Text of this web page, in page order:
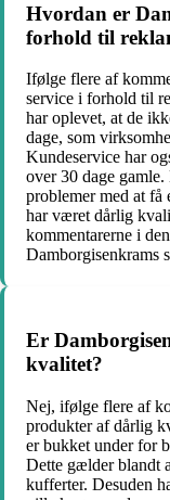
Hvordan er
forhold til
Ifølge flere af
service i forhold til
har oplevet, at de
dage, som
Kundeservice har
over 30 dage
problemer med at få
har været dårlig
kommentarerne i
Damborgisenkrams
Er
kvalitet?
Nej, ifølge flere af
produkter af dårlig
er bukket under for
Dette gælder blandt
kufferter. Desuden